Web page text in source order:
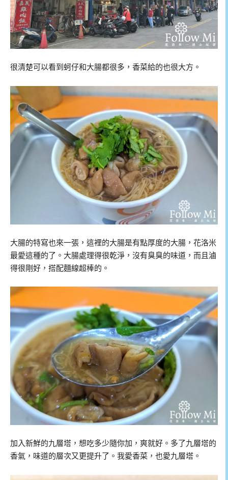
很清楚可以看到蚵仔和大腸都很多，香菜給的也很大方。
大腸的特寫也來一張，這裡的大腸是有點厚度的大腸，花洛米
最愛這種的了。大腸處理得很乾淨，沒有臭臭的味道，而且滷
得很剛好，搭配麵線超棒的。
加入新鮮的九層塔，想吃多少隨你加，爽就好。多了九層塔的
香氣，味道的層次又更提升了。我愛香菜，也愛九層塔。